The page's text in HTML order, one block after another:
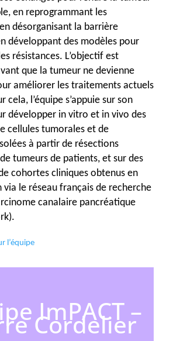
en reprogrammant les
désorganisant la barrière
développant des modèles pour
résistances. L’objectif est
que la tumeur ne devienne
améliorer les traitements actuels
cela, l’équipe s’appuie sur son
développer in vitro et in vivo des
cellules tumorales et de
à partir de résections
tumeurs de patients, et sur des
cohortes cliniques obtenus en
le réseau français de recherche
canalaire pancréatique
l’équipe
ImPACT –
Cordelier